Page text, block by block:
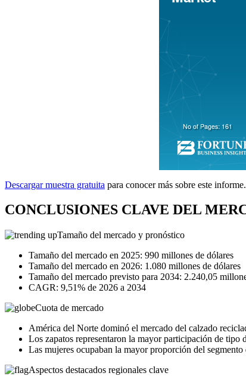
Descargar muestra gratuita para conocer más sobre este informe.
CONCLUSIONES CLAVE DEL
Tamaño del mercado y pronóstico
Tamaño del mercado en 2025: 990 millones de dólares
Tamaño del mercado en 2026: 1.080 millones de dólares
Tamaño del mercado previsto para 2034: 2.240,05
CAGR: 9,51% de 2026 a 2034
Cuota de mercado
América del Norte dominó el mercado del calzado
Los zapatos representaron la mayor participación de tipo
Las mujeres ocupaban la mayor proporción del
Aspectos destacados regionales clave